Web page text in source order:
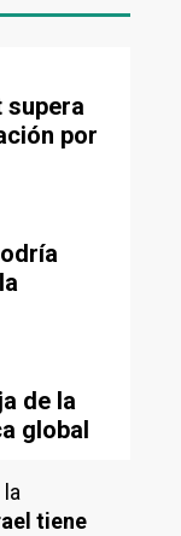
supera
por
de la
global
tiene